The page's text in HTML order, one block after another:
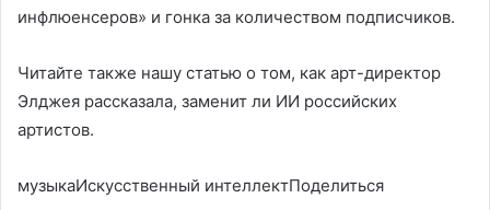
инфлюенсеров» и гонка за количеством подписчиков.
Читайте также нашу статью о том, как арт-директор
Элджея рассказала, заменит ли ИИ российских
артистов.
музыкаИскусственный интеллектПоделиться